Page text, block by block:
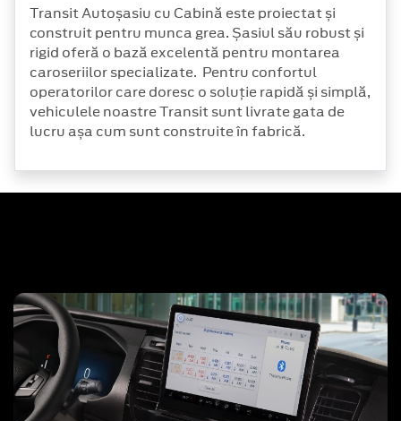
Transit Autoșasiu cu Cabină este proiectat și
construit pentru munca grea. Șasiul său robust și
rigid oferă o bază excelentă pentru montarea
caroseriilor specializate. Pentru confortul
operatorilor care doresc o soluție rapidă și simplă,
vehiculele noastre Transit sunt livrate gata de
lucru așa cum sunt construite în fabrică.